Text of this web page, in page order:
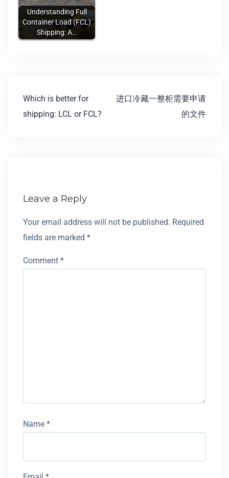
Understanding Full
Container Load (FCL)
Shipping: A…
Which is better for
shipping: LCL or FCL?
进口冷藏一整柜需要申请
的文件
Leave a Reply
Your email address will not be published. Required
fields are marked *
Comment *
Name *